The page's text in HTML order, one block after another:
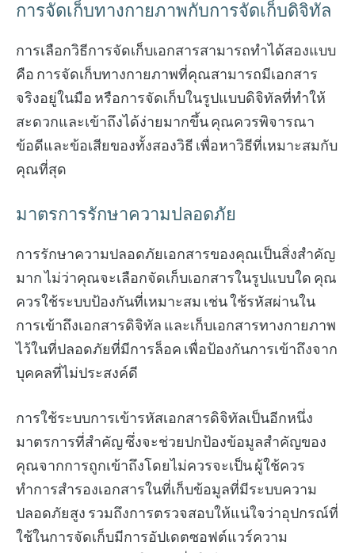
การจัดเก็บทางกายภาพกับการจัดเก็บดิจิทัล
การเลือกวิธีการจัดเก็บเอกสารสามารถทำได้สองแบบ
คือ การจัดเก็บทางกายภาพที่คุณสามารถมีเอกสาร
จริงอยู่ในมือ หรือการจัดเก็บในรูปแบบดิจิทัลที่ทำให้
สะดวกและเข้าถึงได้ง่ายมากขึ้น คุณควรพิจารณา
ข้อดีและข้อเสียของทั้งสองวิธี เพื่อหาวิธีที่เหมาะสมกับ
คุณที่สุด
มาตรการรักษาความปลอดภัย
การรักษาความปลอดภัยเอกสารของคุณเป็นสิ่งสำคัญ
มาก ไม่ว่าคุณจะเลือกจัดเก็บเอกสารในรูปแบบใด คุณ
ควรใช้ระบบป้องกันที่เหมาะสม เช่น ใช้รหัสผ่านใน
การเข้าถึงเอกสารดิจิทัล และเก็บเอกสารทางกายภาพ
ไว้ในที่ปลอดภัยที่มีการล็อค เพื่อป้องกันการเข้าถึงจาก
บุคคลที่ไม่ประสงค์ดี
การใช้ระบบการเข้ารหัสเอกสารดิจิทัลเป็นอีกหนึ่ง
มาตรการที่สำคัญ ซึ่งจะช่วยปกป้องข้อมูลสำคัญของ
คุณจากการถูกเข้าถึงโดยไม่ควรจะเป็น ผู้ใช้ควร
ทำการสำรองเอกสารในที่เก็บข้อมูลที่มีระบบความ
ปลอดภัยสูง รวมถึงการตรวจสอบให้แน่ใจว่าอุปกรณ์ที่
ใช้ในการจัดเก็บมีการอัปเดตซอฟต์แวร์ความ